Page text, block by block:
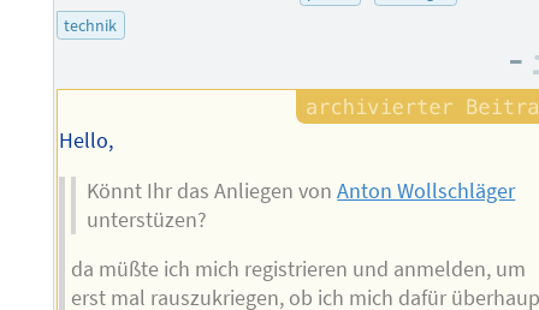
des
technik
–
Hello,
Könnt Ihr das Anliegen vonAnton Wollschläger
unterstüzen?
da müßte ich mich registrieren und anmelden, um
erst mal rauszukriegen, ob ich mich dafür